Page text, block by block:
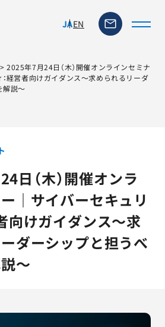
JAEN
)
>2025年7月24日（木）開催オンラインセミナ
経営者向けガイダンス～求められるリーダ
解説～
日（木）開催オンラ
｜サイバーセキュリ
向けガイダンス～求
ダーシップと担うべ
～